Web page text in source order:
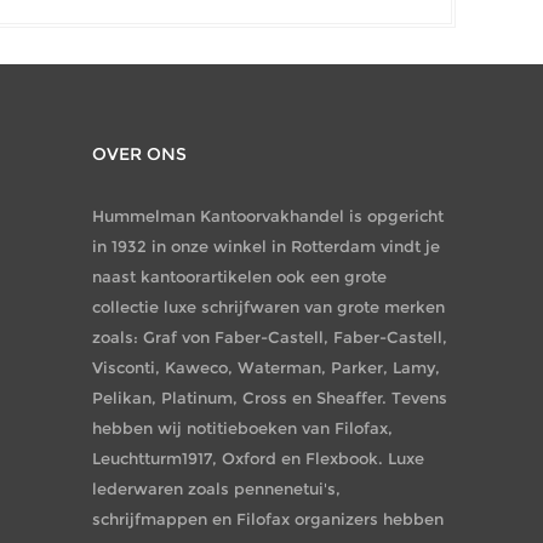
OVER ONS
Hummelman Kantoorvakhandel is opgericht
in 1932 in onze winkel in Rotterdam vindt je
naast kantoorartikelen ook een grote
collectie luxe schrijfwaren van grote merken
zoals: Graf von Faber-Castell, Faber-Castell,
Visconti, Kaweco, Waterman, Parker, Lamy,
Pelikan, Platinum, Cross en Sheaffer. Tevens
hebben wij notitieboeken van Filofax,
Leuchtturm1917, Oxford en Flexbook. Luxe
lederwaren zoals pennenetui's,
schrijfmappen en Filofax organizers hebben